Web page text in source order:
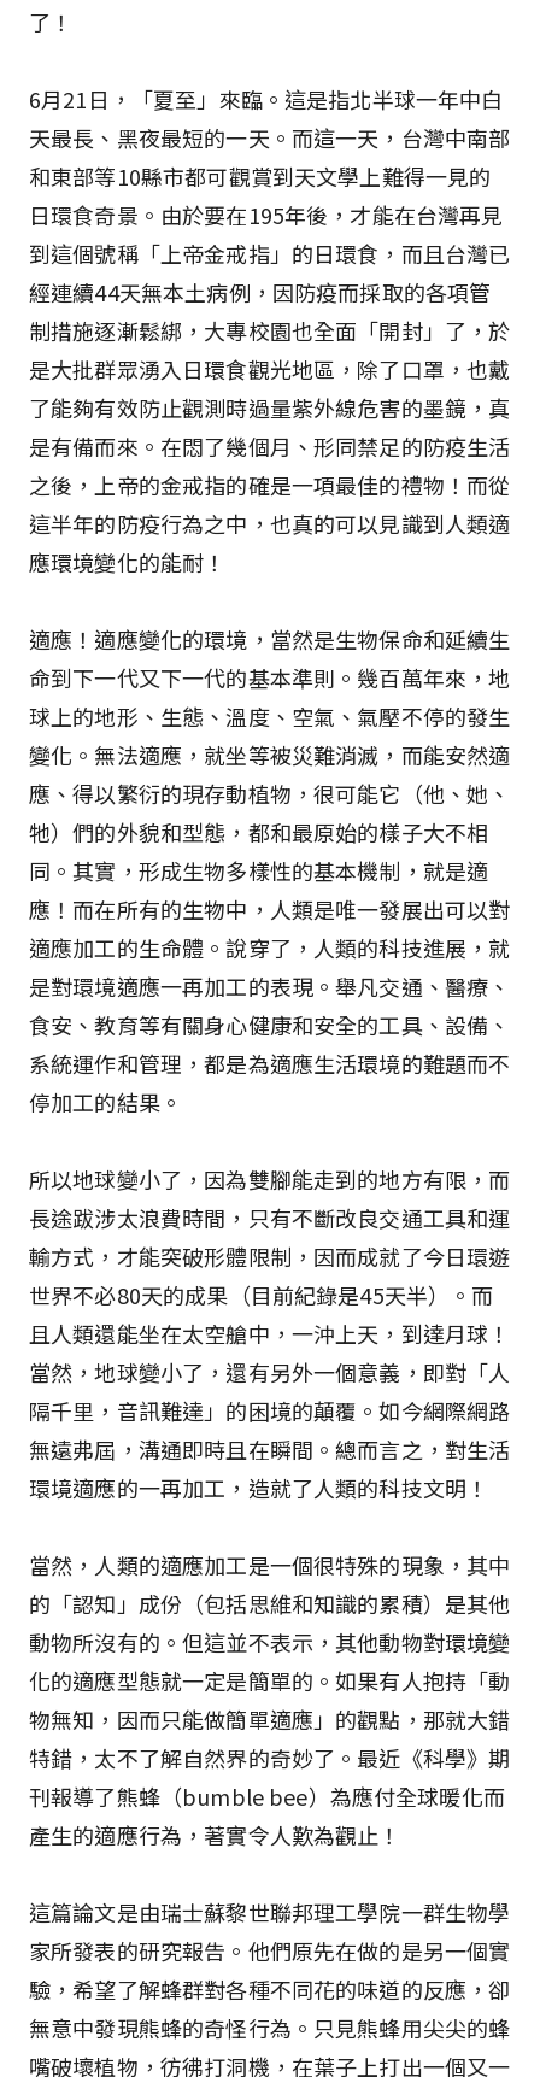
了！
6月21日，「夏至」來臨。這是指北半球一年中白
天最長、黑夜最短的一天。而這一天，台灣中南部
和東部等10縣市都可觀賞到天文學上難得一見的
日環食奇景。由於要在195年後，才能在台灣再見
到這個號稱「上帝金戒指」的日環食，而且台灣已
經連續44天無本土病例，因防疫而採取的各項管
制措施逐漸鬆綁，大專校園也全面「開封」了，於
是大批群眾湧入日環食觀光地區，除了口罩，也戴
了能夠有效防止觀測時過量紫外線危害的墨鏡，真
是有備而來。在悶了幾個月、形同禁足的防疫生活
之後，上帝的金戒指的確是一項最佳的禮物！而從
這半年的防疫行為之中，也真的可以見識到人類適
應環境變化的能耐！
適應！適應變化的環境，當然是生物保命和延續生
命到下一代又下一代的基本準則。幾百萬年來，地
球上的地形、生態、溫度、空氣、氣壓不停的發生
變化。無法適應，就坐等被災難消滅，而能安然適
應、得以繁衍的現存動植物，很可能它（他、她、
牠）們的外貌和型態，都和最原始的樣子大不相
同。其實，形成生物多樣性的基本機制，就是適
應！而在所有的生物中，人類是唯一發展出可以對
適應加工的生命體。說穿了，人類的科技進展，就
是對環境適應一再加工的表現。舉凡交通、醫療、
食安、教育等有關身心健康和安全的工具、設備、
系統運作和管理，都是為適應生活環境的難題而不
停加工的結果。
所以地球變小了，因為雙腳能走到的地方有限，而
長途跋涉太浪費時間，只有不斷改良交通工具和運
輸方式，才能突破形體限制，因而成就了今日環遊
世界不必80天的成果（目前紀錄是45天半）。而
且人類還能坐在太空艙中，一沖上天，到達月球！
當然，地球變小了，還有另外一個意義，即對「人
隔千里，音訊難達」的困境的顛覆。如今網際網路
無遠弗屆，溝通即時且在瞬間。總而言之，對生活
環境適應的一再加工，造就了人類的科技文明！
當然，人類的適應加工是一個很特殊的現象，其中
的「認知」成份（包括思維和知識的累積）是其他
動物所沒有的。但這並不表示，其他動物對環境變
化的適應型態就一定是簡單的。如果有人抱持「動
物無知，因而只能做簡單適應」的觀點，那就大錯
特錯，太不了解自然界的奇妙了。最近《科學》期
刊報導了熊蜂（bumble bee）為應付全球暖化而
產生的適應行為，著實令人歎為觀止！
這篇論文是由瑞士蘇黎世聯邦理工學院一群生物學
家所發表的研究報告。他們原先在做的是另一個實
驗，希望了解蜂群對各種不同花的味道的反應，卻
無意中發現熊蜂的奇怪行為。只見熊蜂用尖尖的蜂
嘴破壞植物，彷彿打洞機，在葉子上打出一個又一